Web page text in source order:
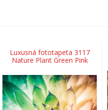
Luxusná fototapeta 3117
Nature Plant Green Pink